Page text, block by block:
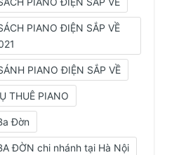
PIANO ĐIỆN SẮP VỀ
PIANO ĐIỆN SẮP VỀ
THUÊ PIANO
Đờn
ĐỜN chi nhánh tại Hà Nội